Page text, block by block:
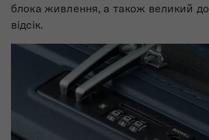
блока живлення, а також великий
відсік.